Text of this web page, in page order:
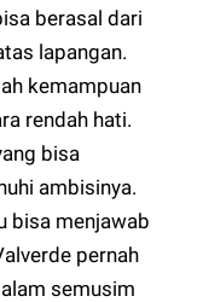
berasal dari
lapangan.
kemampuan
rendah hati.
bisa
ambisinya.
bisa menjawab
pernah
semusim